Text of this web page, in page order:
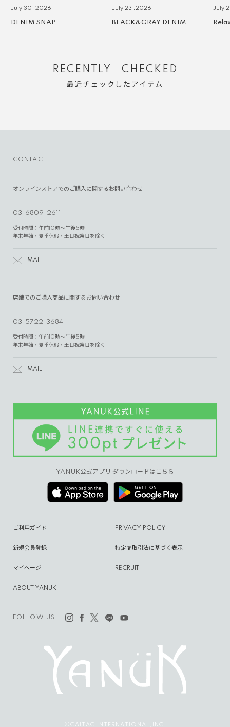
July 30 ,2026
DENIM SNAP
July 23 ,2026
BLACK&GRAY DENIM
July 2
Relax
RECENTLY CHECKED
最近チェックしたアイテム
CONTACT
オンラインストアでのご購入に関するお問い合わせ
03-6809-2611
受付時間：午前10時～午後5時
年末年始・夏季休暇・土日祝祭日を除く
MAIL
店舗でのご購入商品に関するお問い合わせ
03-5722-3684
受付時間：午前10時～午後5時
年末年始・夏季休暇・土日祝祭日を除く
MAIL
YANUK公式アプリ ダウンロードはこちら
FOLLOW US
ご利用ガイド PRIVACY POLICY
新規会員登録 特定商取引法に基づく表示
マイページ RECRUIT
ABOUT YANUK
©CAITAC INTERNATIONAL,INC.